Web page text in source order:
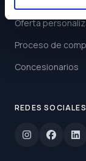
Oferta
Proceso de
Concesionarios
REDES SOCIALES